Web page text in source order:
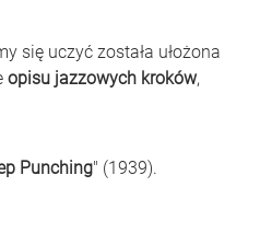
się uczyć została ułożona
opisu jazzowych kroków,
Punching" (1939).